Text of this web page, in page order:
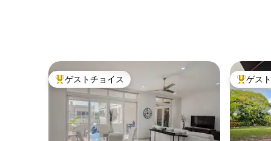
大好評のゲストチョイスです。
ゲストチョイス 大好評
ゲス